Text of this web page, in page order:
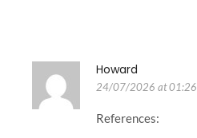
Howard
24/07/2026 at 01:26
References: